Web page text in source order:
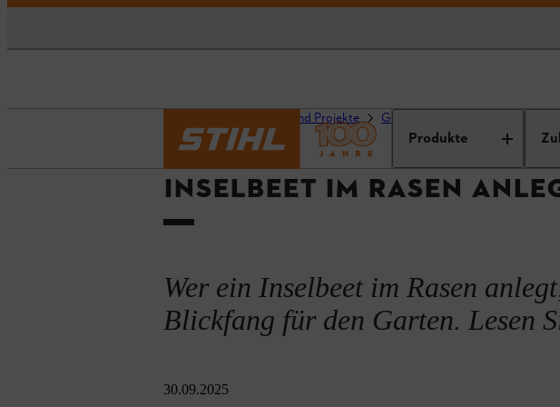
Produkte
Ratgeber und Projekte Gartenpflege
INSELBEET IM RASEN
Wer ein Inselbeet im Rasen
Blickfang für den Garten. Lesen
30.09.2025